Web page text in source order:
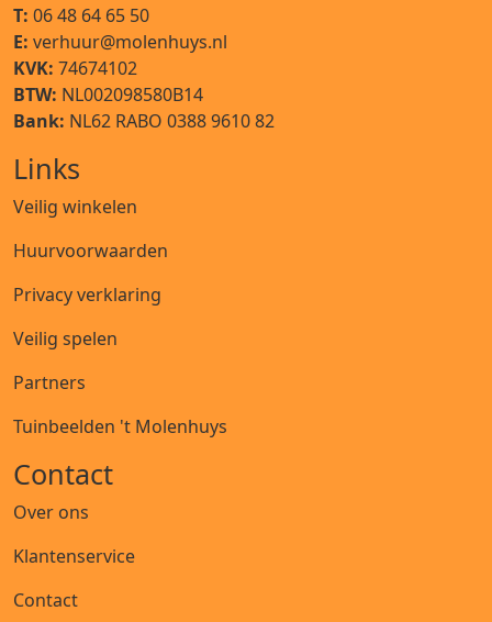
T: 06 48 64 65 50
E: verhuur@molenhuys.nl
KVK: 74674102
BTW: NL002098580B14
Bank: NL62 RABO 0388 9610 82
Links
Veilig winkelen
Huurvoorwaarden
Privacy verklaring
Veilig spelen
Partners
Tuinbeelden 't Molenhuys
Contact
Over ons
Klantenservice
Contact